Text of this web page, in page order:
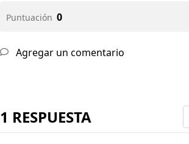
Puntuación 0
Agregar un comentario
1 RESPUESTA